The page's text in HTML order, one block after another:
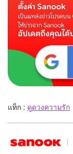
แท็ก : ดูดวงความรัก